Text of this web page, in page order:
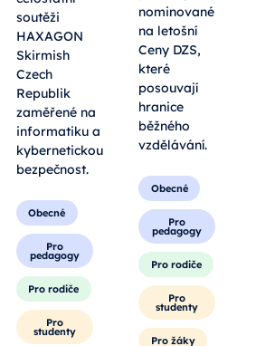
výsledku v
celostátní
soutěži
HAXAGON
Skirmish
Czech
Republik
zaměřené na
informatiku a
bezpečnost.
Obecné
Pro
pedagogy
Pro rodiče
jihočeské
projekty
nominované
na letošní
Ceny DZS,
které
posouvají
hranice
vzdělávání.
Obecné
Pro
pedagogy
Pro rodiče
Pro
studenty